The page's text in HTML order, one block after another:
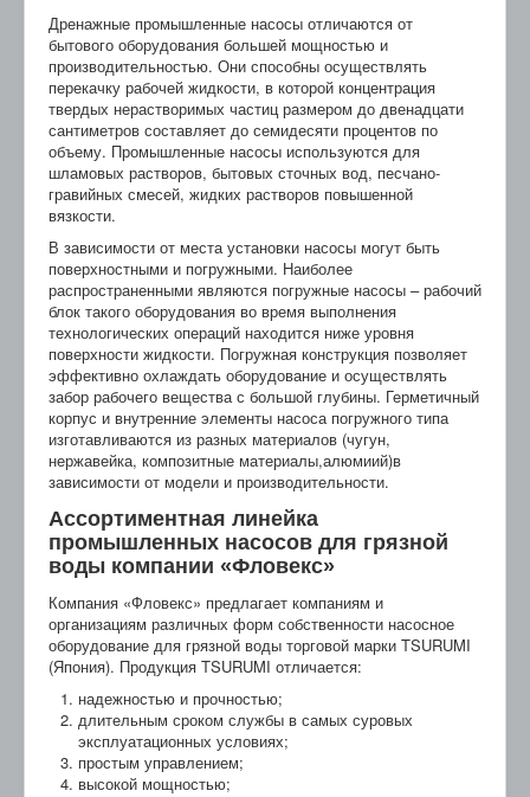
Дренажные промышленные насосы отличаются от
бытового оборудования большей мощностью и
производительностью. Они способны осуществлять
перекачку рабочей жидкости, в которой концентрация
твердых нерастворимых частиц размером до двенадцати
сантиметров составляет до семидесяти процентов по
объему. Промышленные насосы используются для
шламовых растворов, бытовых сточных вод, песчано-
гравийных смесей, жидких растворов повышенной
вязкости.
В зависимости от места установки насосы могут быть
поверхностными и погружными. Наиболее
распространенными являются погружные насосы – рабочий
блок такого оборудования во время выполнения
технологических операций находится ниже уровня
поверхности жидкости. Погружная конструкция позволяет
эффективно охлаждать оборудование и осуществлять
забор рабочего вещества с большой глубины. Герметичный
корпус и внутренние элементы насоса погружного типа
изготавливаются из разных материалов (чугун,
нержавейка, композитные материалы,алюмиий)в
зависимости от модели и производительности.
Ассортиментная линейка
промышленных насосов для грязной
воды компании «Фловекс»
Компания «Фловекс» предлагает компаниям и
организациям различных форм собственности насосное
оборудование для грязной воды торговой марки TSURUMI
(Япония). Продукция TSURUMI отличается:
надежностью и прочностью;
длительным сроком службы в самых суровых
эксплуатационных условиях;
простым управлением;
высокой мощностью;